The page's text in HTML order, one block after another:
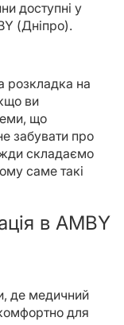
доступні у
(Дніпро).
розкладка на
ви
що
забувати про
складаємо
саме такі
в AMBY
де медичний
для